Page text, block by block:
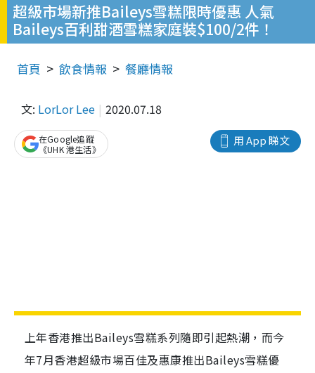
超級市場新推Baileys雪糕限時優惠 人氣
Baileys百利甜酒雪糕家庭裝$100/2件！
首頁 飲食情報 餐廳情報
文: LorLor Lee 2020.07.18
用 App 睇文
在Google追蹤
《UHK 港生活》
上年香港推出Baileys雪糕系列隨即引起熱潮，而今
年7月香港超級市場百佳及惠康推出Baileys雪糕優